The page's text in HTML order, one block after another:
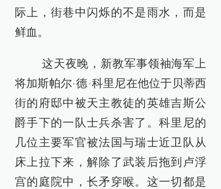
际上，街巷中闪烁的不是雨水，而是
鲜血。
这天夜晚，新教军事领袖海军上
将加斯帕尔·德·科里尼在他位于贝蒂西
街的府邸中被天主教徒的英雄吉斯公
爵手下的一队士兵杀害了。科里尼的
几位主要军官被法国与瑞士近卫队从
床上拉下来，解除了武装后拖到卢浮
宫的庭院中，长矛穿喉。这一切都是